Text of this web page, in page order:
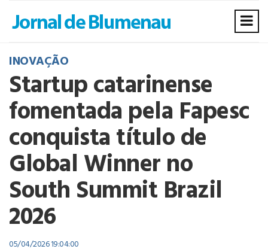
INOVAÇÃO
Startup catarinense
fomentada pela Fapesc
conquista título de
Global Winner no
South Summit Brazil
2026
05/04/2026 19:04:00